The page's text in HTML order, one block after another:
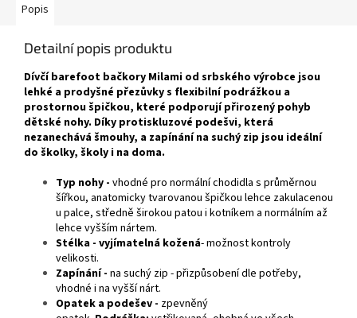
Popis
Detailní popis produktu
Dívčí barefoot bačkory Milami od srbského výrobce jsou
lehké a prodyšné přezůvky s flexibilní podrážkou a
prostornou špičkou, které podporují přirozený pohyb
dětské nohy. Díky protiskluzové podešvi, která
nezanechává šmouhy, a zapínání na suchý zip jsou ideální
do školky, školy i na doma.
Typ nohy - vhodné pro normální chodidla s průměrnou
šířkou, anatomicky tvarovanou špičkou lehce zakulacenou
u palce, středně širokou patou i kotníkem a normálním až
lehce vyšším nártem.
Stélka - vyjímatelná kožená- možnost kontroly
velikosti.
Zapínání - na suchý zip - přizpůsobení dle potřeby,
vhodné i na vyšší nárt.
Opatek a podešev - zpevněný